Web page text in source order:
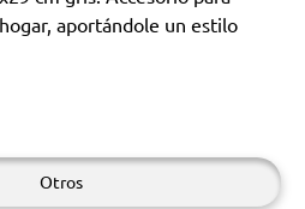
aportándole un estilo
Otros